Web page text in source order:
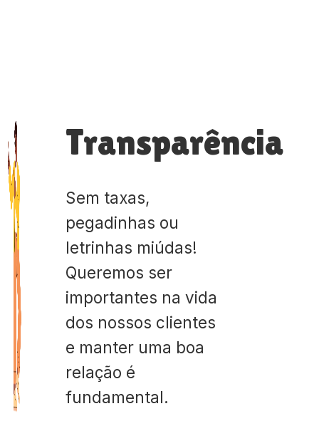
Transparência
Sem taxas,
pegadinhas ou
letrinhas miúdas!
Queremos ser
importantes na vida
dos nossos clientes
e manter uma boa
relação é
fundamental.